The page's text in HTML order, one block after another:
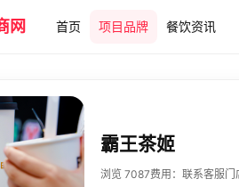
网 首页 项目品牌 餐饮资讯
霸王茶姬
浏览 7087费用：联系客服门